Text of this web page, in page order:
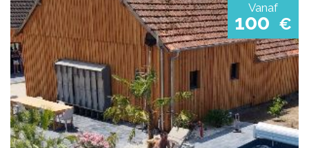
Vanaf
100 €